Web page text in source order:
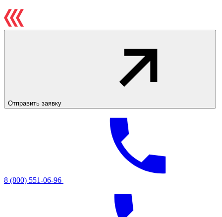
Отправить заявку
8 (800) 551-06-96